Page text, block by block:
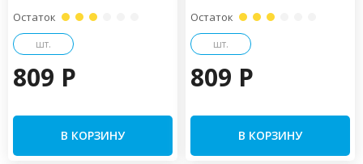
Остаток
шт.
809 P
В КОРЗИНУ
Остаток
шт.
809 P
В КОРЗИНУ